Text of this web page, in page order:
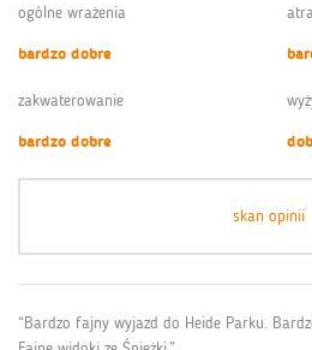
ogólne wrażenia
bardzo dobre
zakwaterowanie
bardzo dobre
skan opinii
“Bardzo fajny wyjazd do Heide Parku.